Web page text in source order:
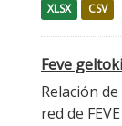
XLSX CSV
Feve
Relación
red de FEVE